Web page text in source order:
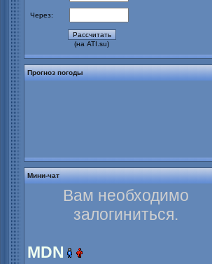
Через:
(на ATI.su)
Прогноз погоды
Мини-чат
Вам необходимо
залогиниться.
MDN